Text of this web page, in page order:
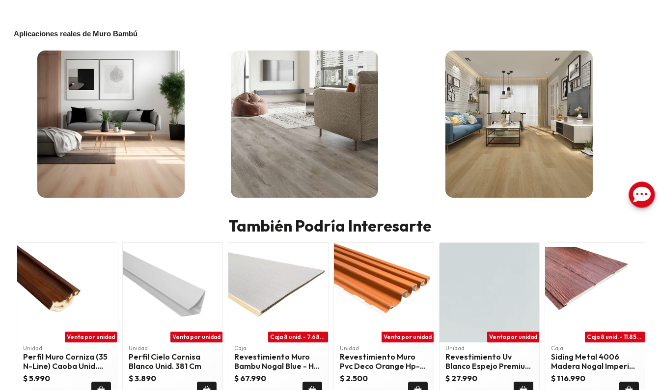
Aplicaciones reales de Muro Bambú
También Podría Interesarte
Venta por unidad
Unidad
Perfil Muro Corniza (35
N-Line) Caoba Unid.
300 Cm
$ 5.990
Venta por unidad
Unidad
Perfil Cielo Cornisa
Blanco Unid. 381 Cm
$ 3.890
Caja 8 unid. - 7.68m2
Caja
Revestimiento Muro
Bambu Nogal Blue - Hc-
130
$ 67.990
Venta por unidad
Unidad
Revestimiento Muro
Pvc Deco Orange Hp-
58917-9
$ 2.500
Venta por unidad
Unidad
Revestimiento Uv
Blanco Espejo Premium
- Blanco Brillante
$ 27.990
Caja 8 unid. - 11.85m2
Caja
Siding Metal 4006
Madera Nogal Imperial
380 Cm
$ 116.990